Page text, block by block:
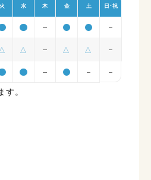
火 水 木 金 土 日･祝
△ △ △
。